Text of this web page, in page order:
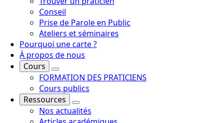
Conseil
Prise de Parole en Public
Ateliers et séminaires
Pourquoi une carte ?
À propos de nous
Cours
FORMATION DES PRATICIENS
Cours publics
Ressources
Nos actualités